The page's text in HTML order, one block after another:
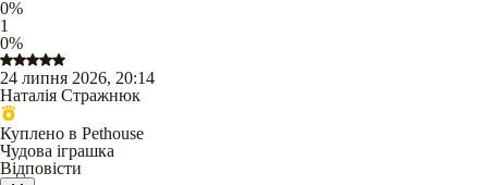
0%
1
0%
24 липня 2026, 20:14
Наталія Стражнюк
Куплено в Pethouse
Чудова іграшка
Відповісти